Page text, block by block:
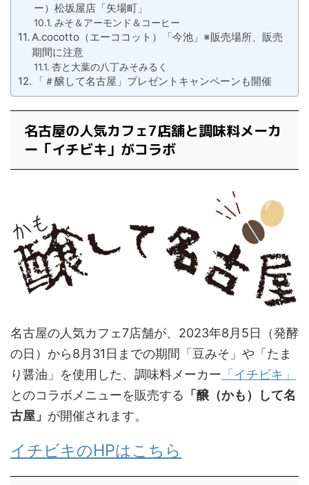
ー）松坂屋店「矢場町」
みそ＆アーモンド＆コーヒー
A.cocotto（エーココット）「今池」※販売場所、販売
期間に注意
杏と大葉の八丁みそみるく
「＃醸して名古屋」プレゼントキャンペーンも開催
名古屋の人気カフェ7店舗と調味料メーカ
ー「イチビキ」がコラボ
名古屋の人気カフェ7店舗が、2023年8月5日（発酵
の日）から8月31日までの期間「豆みそ」や「たま
り醤油」を使用した、調味料メーカー 「イチビキ」
とのコラボメニューを販売する 「醸（かも）して名
古屋」 が開催されます。
イチビキのHPはこちら